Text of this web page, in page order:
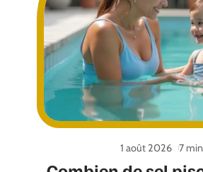
1 août 2026 7